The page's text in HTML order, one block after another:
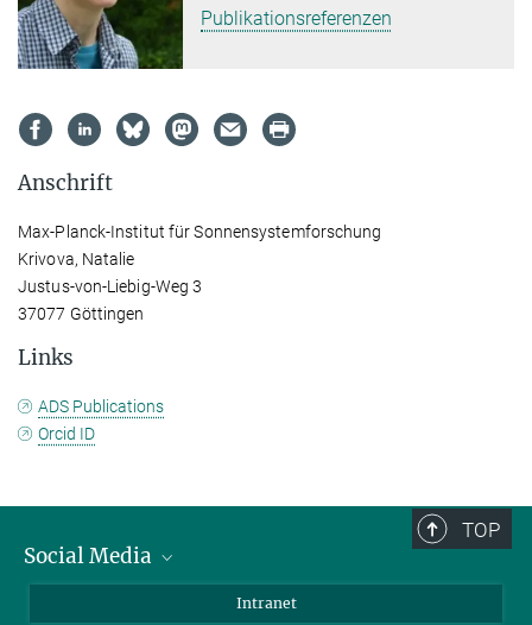
Publikationsreferenzen
Anschrift
Max-Planck-Institut für Sonnensystemforschung
Krivova, Natalie
Justus-von-Liebig-Weg 3
37077 Göttingen
Links
ADS Publications
Orcid ID
TOP
Social Media
Intranet